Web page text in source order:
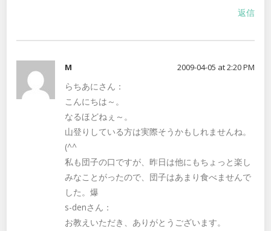
返信
M 2009-04-05 at 2:20 PM
らちあにさん：
こんにちは～。
なるほどねぇ～。
山登りしている方は実際そうかもしれませんね。
(^^ゞ
私も団子の口ですが、昨日は他にもちょっと楽し
みなことがったので、団子はあまり食べませんで
した。爆
s-denさん：
お教えいただき、ありがとうございます。